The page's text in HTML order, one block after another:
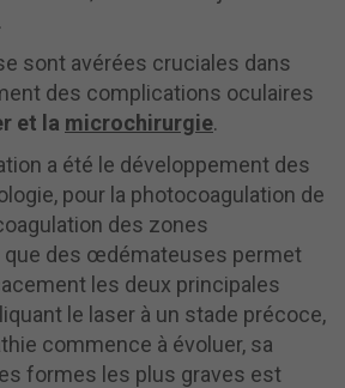
sont avérées cruciales dans
des complications oculaires
et la microchirurgie.
a été le développement des
pour la photocoagulation de
des zones
que des œdémateuses permet
les deux principales
le laser à un stade précoce,
commence à évoluer, sa
formes les plus graves est